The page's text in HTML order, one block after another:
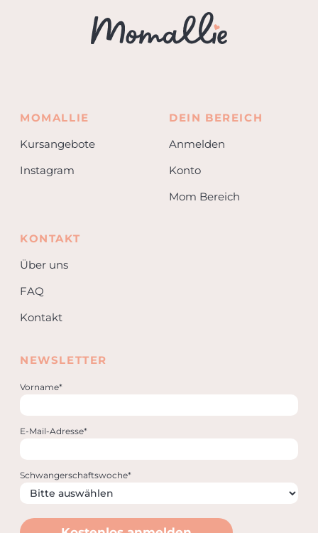
MOMALLIE
Kursangebote
Instagram
DEIN BEREICH
Anmelden
Konto
Mom Bereich
KONTAKT
Über uns
FAQ
Kontakt
NEWSLETTER
Vorname*
E-Mail-Adresse*
Schwangerschaftswoche*